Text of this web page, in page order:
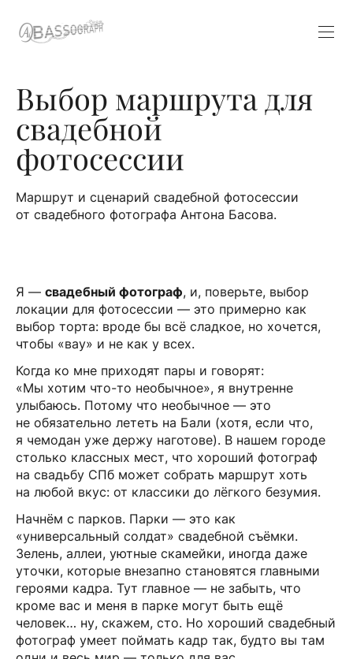
Выбор маршрута для
свадебной
фотосессии
Маршрут и сценарий свадебной фотосессии
от свадебного фотографа Антона Басова.
Я — свадебный фотограф, и, поверьте, выбор
локации для фотосессии — это примерно как
выбор торта: вроде бы всё сладкое, но хочется,
чтобы «вау» и не как у всех.
Когда ко мне приходят пары и говорят:
«Мы хотим что-то необычное», я внутренне
улыбаюсь. Потому что необычное — это
не обязательно лететь на Бали (хотя, если что,
я чемодан уже держу наготове). В нашем городе
столько классных мест, что хороший фотограф
на свадьбу СПб может собрать маршрут хоть
на любой вкус: от классики до лёгкого безумия.
Начнём с парков. Парки — это как
«универсальный солдат» свадебной съёмки.
Зелень, аллеи, уютные скамейки, иногда даже
уточки, которые внезапно становятся главными
героями кадра. Тут главное — не забыть, что
кроме вас и меня в парке могут быть ещё
человек… ну, скажем, сто. Но хороший свадебный
фотограф умеет поймать кадр так, будто вы там